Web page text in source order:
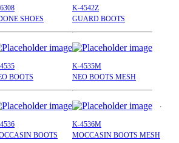
SHOES
K-4542Z
GUARD BOOTS
BOOTS
K-4535M
NEO BOOTS MESH
BOOTS
K-4536M
MOCCASIN BOOTS MESH